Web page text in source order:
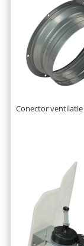
Conector ventilatie